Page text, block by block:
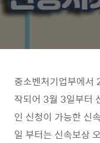
중소벤처기업부에서
작되어 3월 3일부터
인 신청이 가능한 신
일 부터는 신속보상